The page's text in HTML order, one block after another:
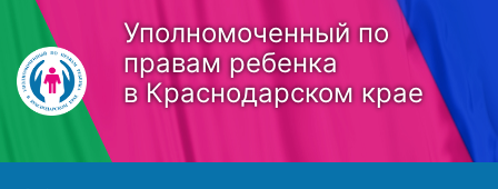
Skip to main content
Уполномоченный по
правам ребенка
в Краснодарском крае